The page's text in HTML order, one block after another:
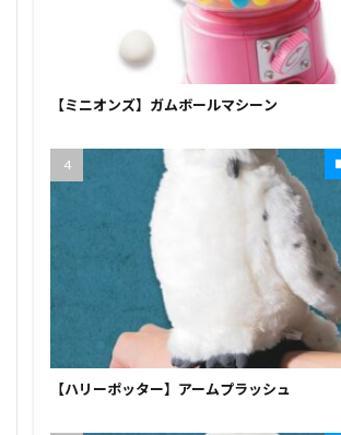
【ミニオンズ】ガムボールマシーン
【ハリーポッター】アームプラッシュ